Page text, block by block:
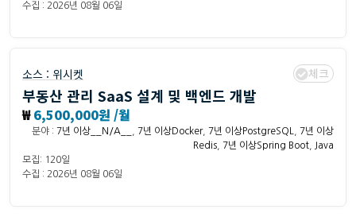
수집 : 2026년 08월 06일
소스 : 위시켓 체크
부동산 관리 SaaS 설계 및 백엔드 개발
₩6,500,000원 /월
분야 : 7년 이상__N/A__ 7년 이상Docker, 7년 이상PostgreSQL
7년 이상
Redis
7년 이상Spring Boot
Java
모집: 120일
수집 : 2026년 08월 06일